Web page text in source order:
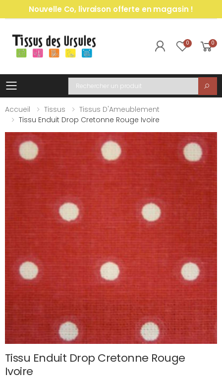
Nouvelle Co, livraison offerte en magasin !
0 0
Toggle mobile menu
Recherche
Accueil
Tissus
Tissus D'Ameublement
Tissu Enduit Drop Cretonne Rouge Ivoire
Tissu Enduit Drop Cretonne Rouge
Ivoire